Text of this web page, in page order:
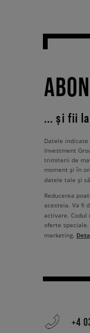
... și fii
Datele indicate
Investment
trimiterii de
moment și în
datele tale și
Reducerea
acesteia. Va fi
activare. Codul
oferte
marketing.
+4